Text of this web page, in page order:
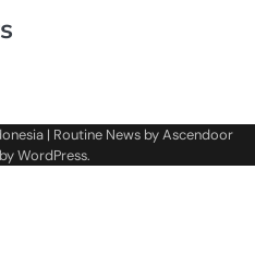
| Routine News byAscendoor
WordPress.